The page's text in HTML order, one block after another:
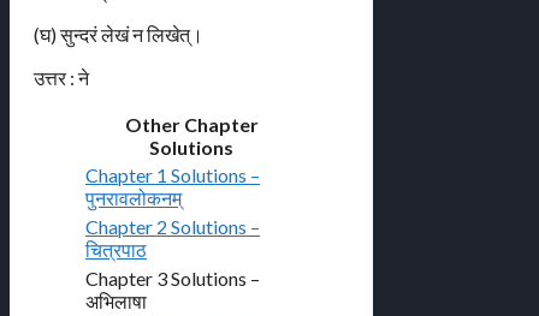
(घ) सुन्दरं लेखं न लिखेत्।
उत्तर : ने
Other Chapter
Solutions
Chapter 1 Solutions –
पुनरावलोकनम्
Chapter 2 Solutions –
चित्रपाठ
Chapter 3 Solutions –
अभिलाषा